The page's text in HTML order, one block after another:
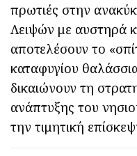
πρωτιές στην
Λειψών με αυστηρά
αποτελέσουν το
καταφυγίου
δικαιώνουν τη
ανάπτυξης του
την τιμητική